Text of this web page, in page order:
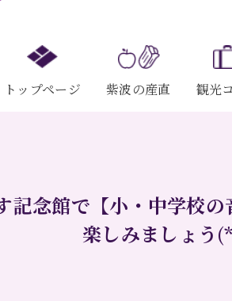
トップページ 紫波の産直 観光
記念館で【小・中学校
楽しみましょう